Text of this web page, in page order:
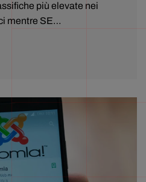
più elevate nei
mentre SE…